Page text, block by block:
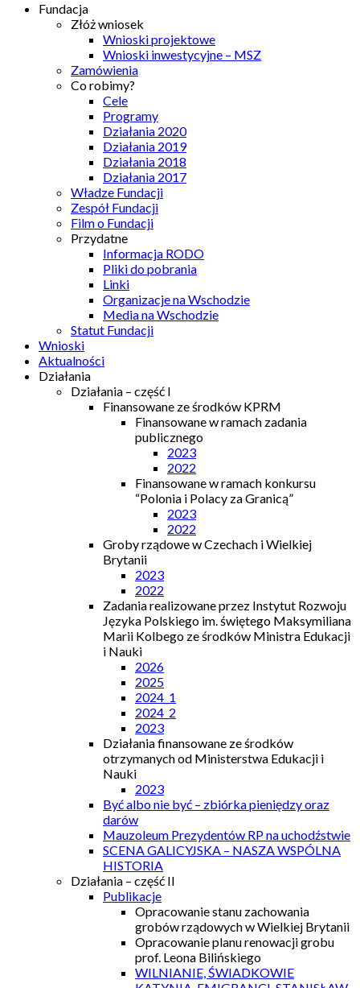
Fundacja
Złóż wniosek
Wnioski projektowe
Wnioski inwestycyjne – MSZ
Zamówienia
Co robimy?
Cele
Programy
Działania 2020
Działania 2019
Działania 2018
Działania 2017
Władze Fundacji
Zespół Fundacji
Film o Fundacji
Przydatne
Informacja RODO
Pliki do pobrania
Linki
Organizacje na Wschodzie
Media na Wschodzie
Statut Fundacji
Wnioski
Aktualności
Działania
Działania – część I
Finansowane ze środków KPRM
Finansowane w ramach zadania
publicznego
2023
2022
Finansowane w ramach konkursu
“Polonia i Polacy za Granicą”
2023
2022
Groby rządowe w Czechach i Wielkiej
Brytanii
2023
2022
Zadania realizowane przez Instytut Rozwoju
Języka Polskiego im. świętego Maksymiliana
Marii Kolbego ze środków Ministra Edukacji
i Nauki
2026
2025
2024_1
2024_2
2023
Działania finansowane ze środków
otrzymanych od Ministerstwa Edukacji i
Nauki
2023
Być albo nie być – zbiórka pieniędzy oraz
darów
Mauzoleum Prezydentów RP na uchodźstwie
SCENA GALICYJSKA – NASZA WSPÓLNA
HISTORIA
Działania – część II
Publikacje
Opracowanie stanu zachowania
grobów rządowych w Wielkiej Brytanii
Opracowanie planu renowacji grobu
prof. Leona Bilińskiego
WILNIANIE, ŚWIADKOWIE